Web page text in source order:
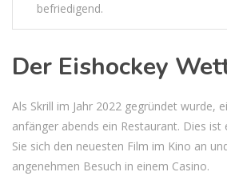
befriedigend.
Der Eishockey
Als Skrill im Jahr 2022 gegründet wurde,
anfänger abends ein Restaurant. Dies ist
Sie sich den neuesten Film im Kino an
angenehmen Besuch in einem Casino.